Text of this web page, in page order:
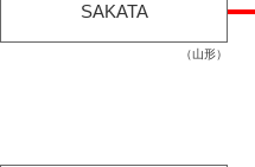
SAKATA
（山形）